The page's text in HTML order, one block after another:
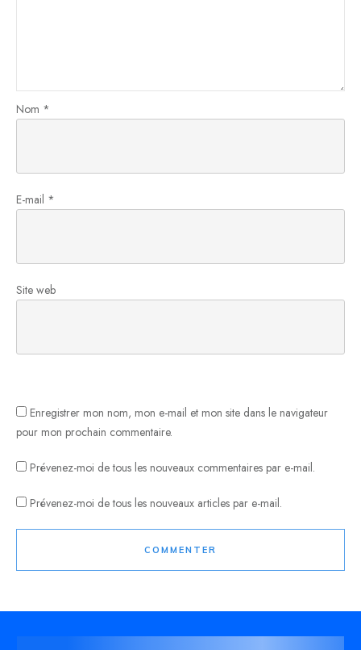
Nom *
E-mail *
Site web
Enregistrer mon nom, mon e-mail et mon site dans le navigateur
pour mon prochain commentaire.
Prévenez-moi de tous les nouveaux commentaires par e-mail.
Prévenez-moi de tous les nouveaux articles par e-mail.
COMMENTER